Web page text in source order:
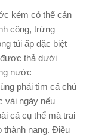
kém có thể cản
công, trứng
túi ấp đặc biệt
được thả dưới
nước
phải tìm cá chủ
vài ngày nếu
cá cụ thể mà trai
thành nang. Điều